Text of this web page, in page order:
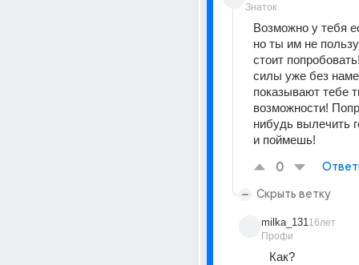
Знаток
Возможно у тебя
но ты им не
стоит
силы уже без
показывают тебе
возможности!
нибудь вылечить
и поймешь!
0
Скрыть ветку
milka_131
Профи
16лет
Как?